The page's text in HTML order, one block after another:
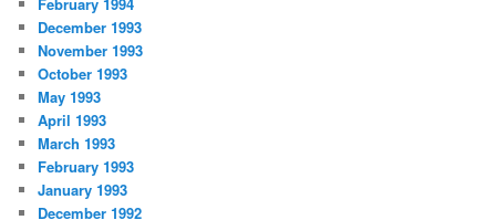
December 1993
November 1993
October 1993
May 1993
April 1993
March 1993
February 1993
January 1993
December 1992